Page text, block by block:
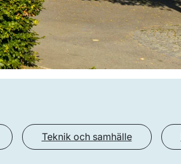
Teknik och samhälle